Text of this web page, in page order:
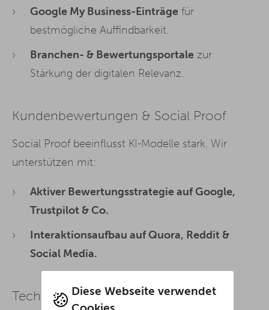
Diese Webseite verwendet
Google My Business-Einträge für
bestmögliche Auffindbarkeit.
Branchen- & Bewertungsportale zur
Stärkung der digitalen Relevanz.
Kundenbewertungen & Social Proof
Social Proof beeinflusst KI-Modelle stark. Wir
unterstützen mit:
Aktiver Bewertungsstrategie auf Google,
Trustpilot & Co.
Interaktionsaufbau auf Quora, Reddit &
Social Media.
Technische SEO & Performance